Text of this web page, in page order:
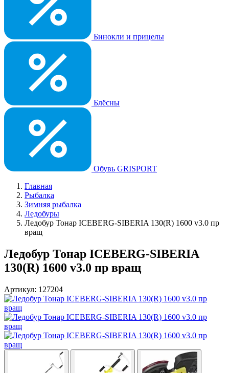
Бинокли и прицелы
Блёсны
Обувь GRISPORT
Главная
Рыбалка
Зимняя рыбалка
Ледобуры
Ледобур Тонар ICEBERG-SIBERIA 130(R) 1600 v3.0 пр
вращ
Ледобур Тонар ICEBERG-SIBERIA
130(R) 1600 v3.0 пр вращ
Артикул: 127204